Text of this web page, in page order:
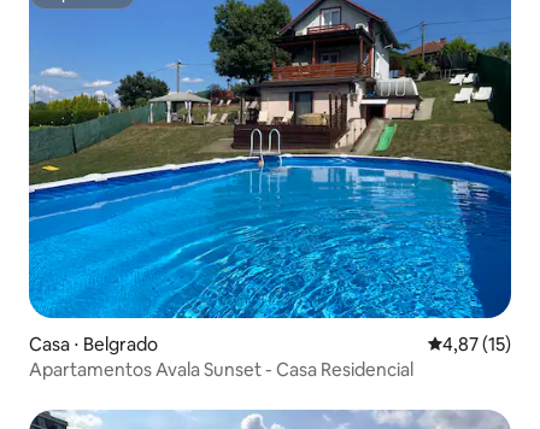
Casa ⋅ Belgrado 4,87 de uma
4,87 (15)
Apartamentos Avala Sunset - Casa Residencial